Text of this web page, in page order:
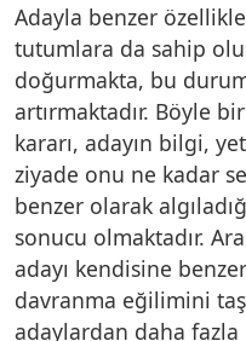
Adayla benzer
tutumlara da sahip
doğurmakta, bu
artırmaktadır. Böyle
kararı, adayın bilgi,
ziyade onu ne kadar
benzer olarak
sonucu olmaktadır.
adayı kendisine
davranma eğilimini
adaylardan daha